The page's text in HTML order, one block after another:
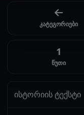
კატეგორიები
1
წუთი
ისტორიის ტექსტი